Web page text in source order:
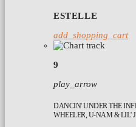
ESTELLE
add_shopping_cart
9
play_arrow
DANCIN' UNDER THE
WHEELER, U-NAM & LIL'